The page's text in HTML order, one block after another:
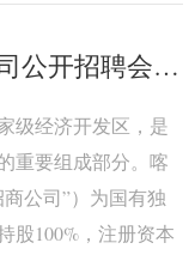
喀什招商发展管理有限公司公开招聘会计的公告
级经济开发区，是
重要组成部分。喀
公司”）为国有独
股100%，注册资本